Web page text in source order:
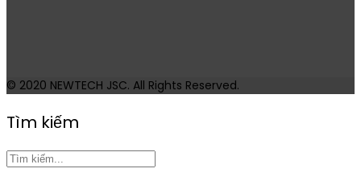
© 2020 NEWTECH JSC. All Rights Reserved.
Tìm kiếm